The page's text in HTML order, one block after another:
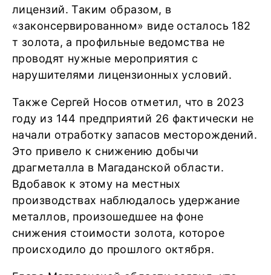
лицензий. Таким образом, в
«законсервированном» виде осталось 182
т золота, а профильные ведомства не
проводят нужные мероприятия с
нарушителями лицензионных условий.
Также Сергей Носов отметил, что в 2023
году из 144 предприятий 26 фактически не
начали отработку запасов месторождений.
Это привело к снижению добычи
драгметалла в Магаданской области.
Вдобавок к этому на местных
производствах наблюдалось удержание
металлов, произошедшее на фоне
снижения стоимости золота, которое
происходило до прошлого октября.